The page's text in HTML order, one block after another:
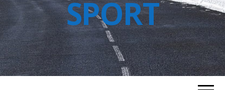
SPORT